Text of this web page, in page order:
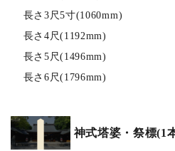
長さ3尺5寸(1060mm)
長さ4尺(1192mm)
長さ5尺(1496mm)
長さ6尺(1796mm)
神式塔婆・祭標(1